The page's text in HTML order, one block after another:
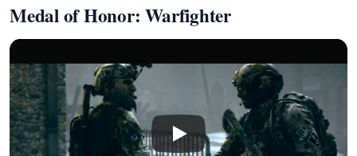
Medal of Honor: Warfighter